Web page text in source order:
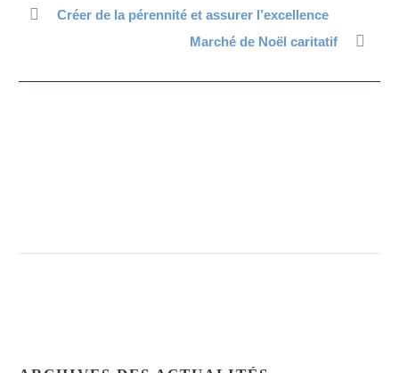
Créer de la pérennité et assurer l’excellence
Marché de Noël caritatif